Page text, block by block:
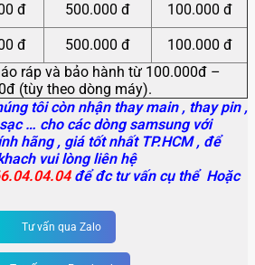
đ 500.000 đ
100.000 đ
đ 500.000 đ
100.000 đ
ráp và bảo hành từ 100.000đ –
(tùy theo dòng máy).
tôi còn nhận thay main, thay pin ,
… cho các dòng samsung với
hãng , giá tốt nhất TP.HCM , để
vui lòng liên hệ
để đc tư vấn cụ thể Hoặc
Tư vấn qua Zalo